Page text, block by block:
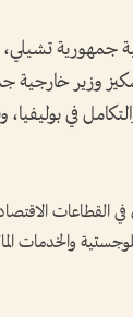
تشيلي،
وزير
في
والخدمات